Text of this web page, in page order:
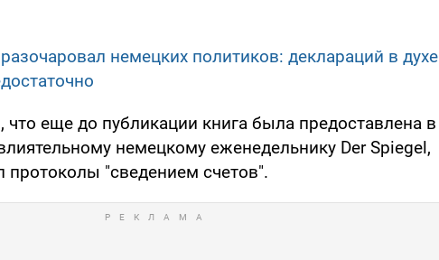
немецких политиков: деклараций в духе
что еще до публикации книга была предоставлена в
немецкому еженедельнику Der Spiegel,
протоколы "сведением счетов".